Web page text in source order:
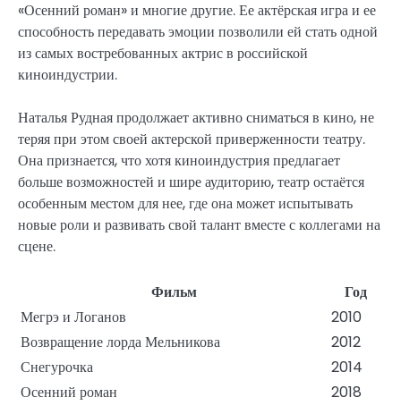
«Осенний роман» и многие другие. Ее актёрская игра и ее
способность передавать эмоции позволили ей стать одной
из самых востребованных актрис в российской
киноиндустрии.
Наталья Рудная продолжает активно сниматься в кино, не
теряя при этом своей актерской приверженности театру.
Она признается, что хотя киноиндустрия предлагает
больше возможностей и шире аудиторию, театр остаётся
особенным местом для нее, где она может испытывать
новые роли и развивать свой талант вместе с коллегами на
сцене.
Фильм
Год
Мегрэ и Логанов
2010
Возвращение лорда Мельникова
2012
Снегурочка
2014
Осенний роман
2018